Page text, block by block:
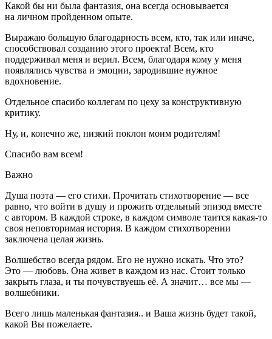
Какой бы ни была фантазия, она всегда основывается
на личном пройденном опыте.
Выражаю большую благодарность всем, кто, так или иначе,
способствовал созданию этого проекта! Всем, кто
поддерживал меня и верил. Всем, благодаря кому у меня
появлялись чувства и эмоции, зародившие нужное
вдохновение.
Отдельное спасибо коллегам по цеху за конструктивную
критику.
Ну, и, конечно же, низкий поклон моим родителям!
Спасибо вам всем!
Важно
Душа поэта — его стихи. Прочитать стихотворение — все
равно, что войти в душу и прожить отдельный эпизод вместе
с автором. В каждой строке, в каждом символе таится какая-то
своя неповторимая история. В каждом стихотворении
заключена целая жизнь.
Волшебство всегда рядом. Его не нужно искать. Что это?
Это — любовь. Она живет в каждом из нас. Стоит только
закрыть глаза, и ты почувствуешь её. А значит… все мы —
волшебники.
Всего лишь маленькая фантазия.. и Ваша жизнь будет такой,
какой Вы пожелаете.